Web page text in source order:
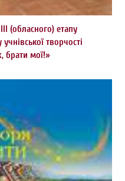
(обласного) етапу
творчості
брати мої!»